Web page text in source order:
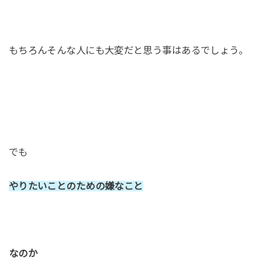
もちろんそんな人にも大変だと思う事はあるでしょう。
でも
やりたいことのための嫌なこと
なのか